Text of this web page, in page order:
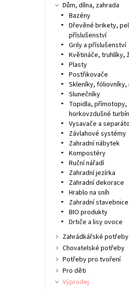
Dům, dílna, zahrada
Bazény
Dřevěné brikety,
příslušenství
Grily a příslušenství
Květináče, truhlíky,
Plasty
Postřikovače
Skleníky,
Slunečníky
Topidla, přímotopy,
horkovzdušné
Vysavače a
Závlahové systémy
Zahradní nábytek
Kompostéry
Ruční nářadí
Zahradní jezírka
Zahradní dekorace
Hrablo na sníh
Zahradní
BIO produkty
Drtiče a lisy ovoce
Zahrádkářské potřeby
Chovatelské potřeby
Potřeby pro tvoření
Pro děti
Výprodej